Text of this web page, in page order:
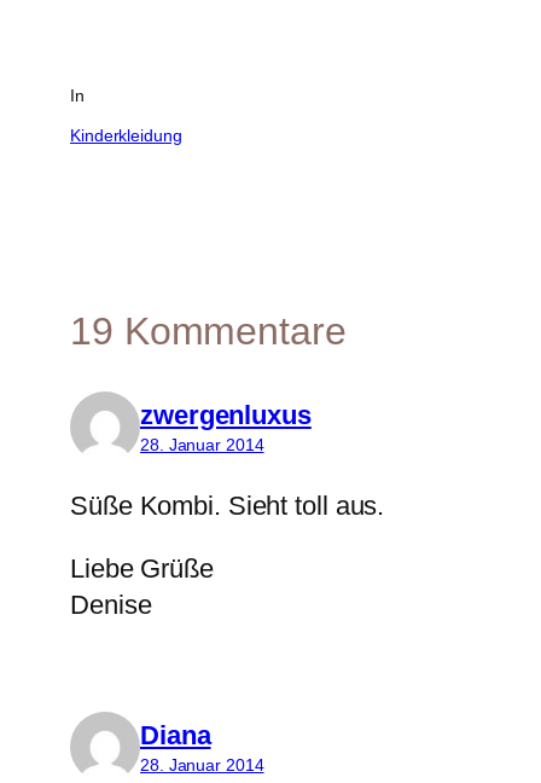
In
Kinderkleidung
19 Kommentare
zwergenluxus
28. Januar 2014
Süße Kombi. Sieht toll aus.
Liebe Grüße
Denise
Diana
28. Januar 2014